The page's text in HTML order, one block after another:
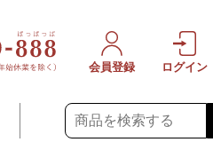
会員登録 ログイン